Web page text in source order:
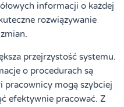
informacji o każdej
rozwiązywanie
przejrzystość systemu.
o procedurach są
pracownicy mogą szybciej
efektywnie pracować. Z